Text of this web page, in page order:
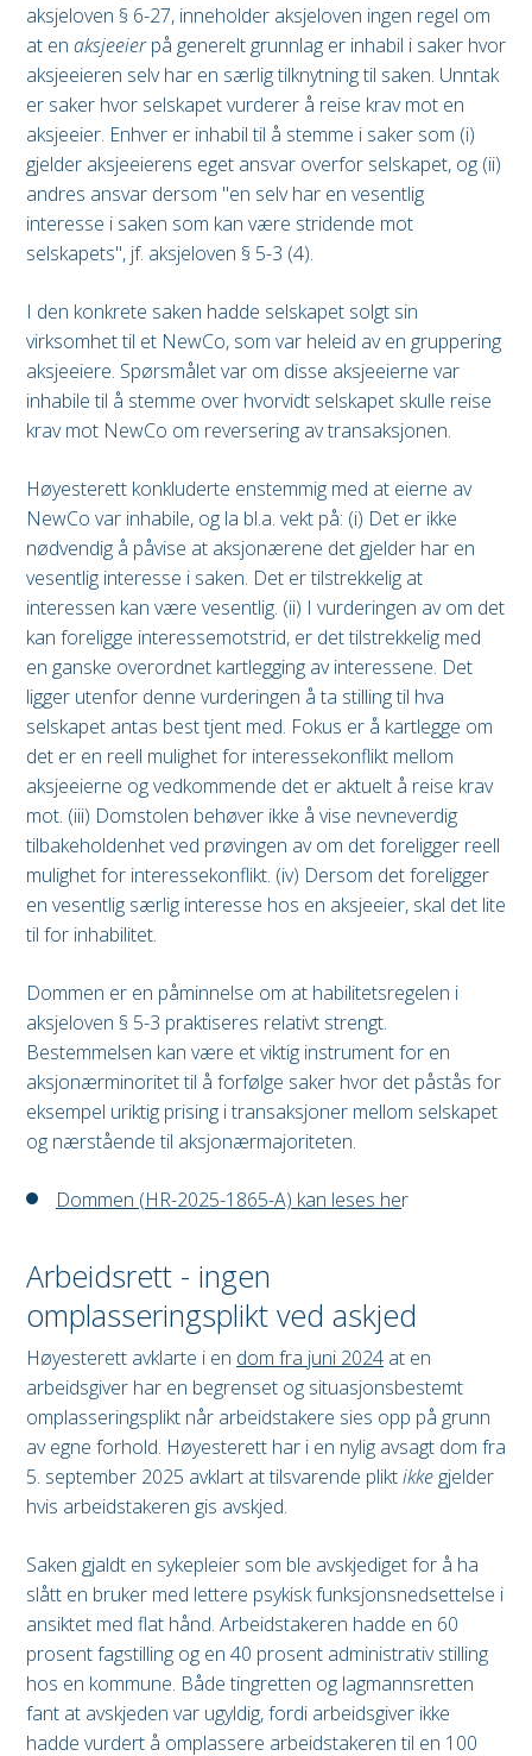
aksjeloven § 6-27, inneholder aksjeloven ingen regel om
at en aksjeeierpå generelt grunnlag er inhabil i saker hvor
aksjeeieren selv har en særlig tilknytning til saken. Unntak
er saker hvor selskapet vurderer å reise krav mot en
aksjeeier. Enhver er inhabil til å stemme i saker som (i)
gjelder aksjeeierens eget ansvar overfor selskapet, og (ii)
andres ansvar dersom "en selv har en vesentlig
interesse i saken som kan være stridende mot
selskapets", jf. aksjeloven § 5-3 (4).
I den konkrete saken hadde selskapet solgt sin
virksomhet til et NewCo, som var heleid av en gruppering
aksjeeiere. Spørsmålet var om disse aksjeeierne var
inhabile til å stemme over hvorvidt selskapet skulle reise
krav mot NewCo om reversering av transaksjonen.
Høyesterett konkluderte enstemmig med at eierne av
NewCo var inhabile, og la bl.a. vekt på: (i) Det er ikke
nødvendig å påvise at aksjonærene det gjelder har en
vesentlig interesse i saken. Det er tilstrekkelig at
interessen kan være vesentlig. (ii) I vurderingen av om det
kan foreligge interessemotstrid, er det tilstrekkelig med
en ganske overordnet kartlegging av interessene. Det
ligger utenfor denne vurderingen å ta stilling til hva
selskapet antas best tjent med. Fokus er å kartlegge om
det er en reell mulighet for interessekonflikt mellom
aksjeeierne og vedkommende det er aktuelt å reise krav
mot. (iii) Domstolen behøver ikke å vise nevneverdig
tilbakeholdenhet ved prøvingen av om det foreligger reell
mulighet for interessekonflikt. (iv) Dersom det foreligger
en vesentlig særlig interesse hos en aksjeeier, skal det lite
til for inhabilitet.
Dommen er en påminnelse om at habilitetsregelen i
aksjeloven § 5-3 praktiseres relativt strengt.
Bestemmelsen kan være et viktig instrument for en
aksjonærminoritet til å forfølge saker hvor det påstås for
eksempel uriktig prising i transaksjoner mellom selskapet
og nærstående til aksjonærmajoriteten.
Dommen (HR-2025-1865-A) kan leses her
Arbeidsrett - ingen
omplasseringsplikt ved askjed
Høyesterett avklarte i en dom fra juni 2024 at en
arbeidsgiver har en begrenset og situasjonsbestemt
omplasseringsplikt når arbeidstakere sies opp på grunn
av egne forhold. Høyesterett har i en nylig avsagt dom fra
5. september 2025 avklart at tilsvarende pliktikkegjelder
hvis arbeidstakeren gis avskjed.
Saken gjaldt en sykepleier som ble avskjediget for å ha
slått en bruker med lettere psykisk funksjonsnedsettelse i
ansiktet med flat hånd. Arbeidstakeren hadde en 60
prosent fagstilling og en 40 prosent administrativ stilling
hos en kommune. Både tingretten og lagmannsretten
fant at avskjeden var ugyldig, fordi arbeidsgiver ikke
hadde vurdert å omplassere arbeidstakeren til en 100